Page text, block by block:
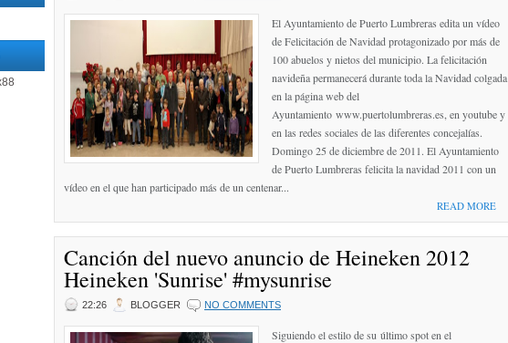
El Ayuntamiento de Puerto Lumbreras edita un vídeo
de Felicitación de Navidad protagonizado por más de
100 abuelos y nietos del municipio. La felicitación
navideña permanecerá durante toda la Navidad colgada
en la página web del
Ayuntamiento www.puertolumbreras.es, en youtube y
en las redes sociales de las diferentes concejalías.
Domingo 25 de diciembre de 2011. El Ayuntamiento
de Puerto Lumbreras felicita la navidad 2011 con un
vídeo en el que han participado más de un centenar...
READ MORE
Canción del nuevo anuncio de Heineken 2012
Heineken 'Sunrise' #mysunrise
22:26 BLOGGER NO COMMENTS
Siguiendo el estilo de su último spot en el